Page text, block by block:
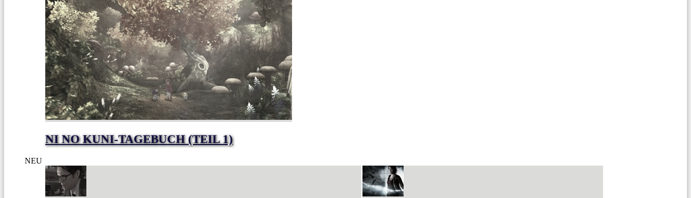
NI NO KUNI-TAGEBUCH (TEIL 1)
NEU